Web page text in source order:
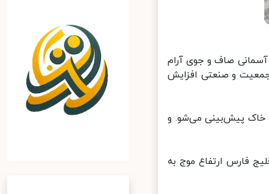
آب و هوای کشور گفت: در ۵ روز آینده آسمانی صاف و جوی آرام
و صنعتی افزایش
خاک پیش‌بینی می‌شو. و
فارس ارتفاع موج به